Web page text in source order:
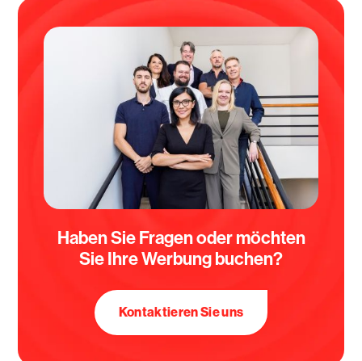
Haben Sie Fragen oder möchten
Sie Ihre Werbung buchen?
Kontaktieren Sie uns